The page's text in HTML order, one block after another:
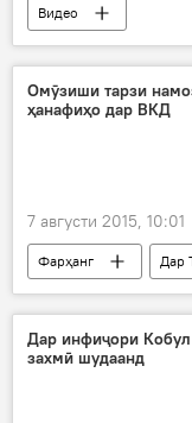
Видео
Омӯзиши тарзи
ҳанафиҳо дар ВКД
7 августи 2015, 10:01
Фарҳанг Дар
Ҳамаи хабарҳо
Рустам Азизӣ
омӯзиш
Дар инфиҷори
захмӣ шудаанд